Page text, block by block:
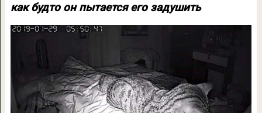
как будто он пытается его задушить